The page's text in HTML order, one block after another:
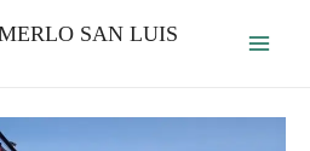
SAN LUIS